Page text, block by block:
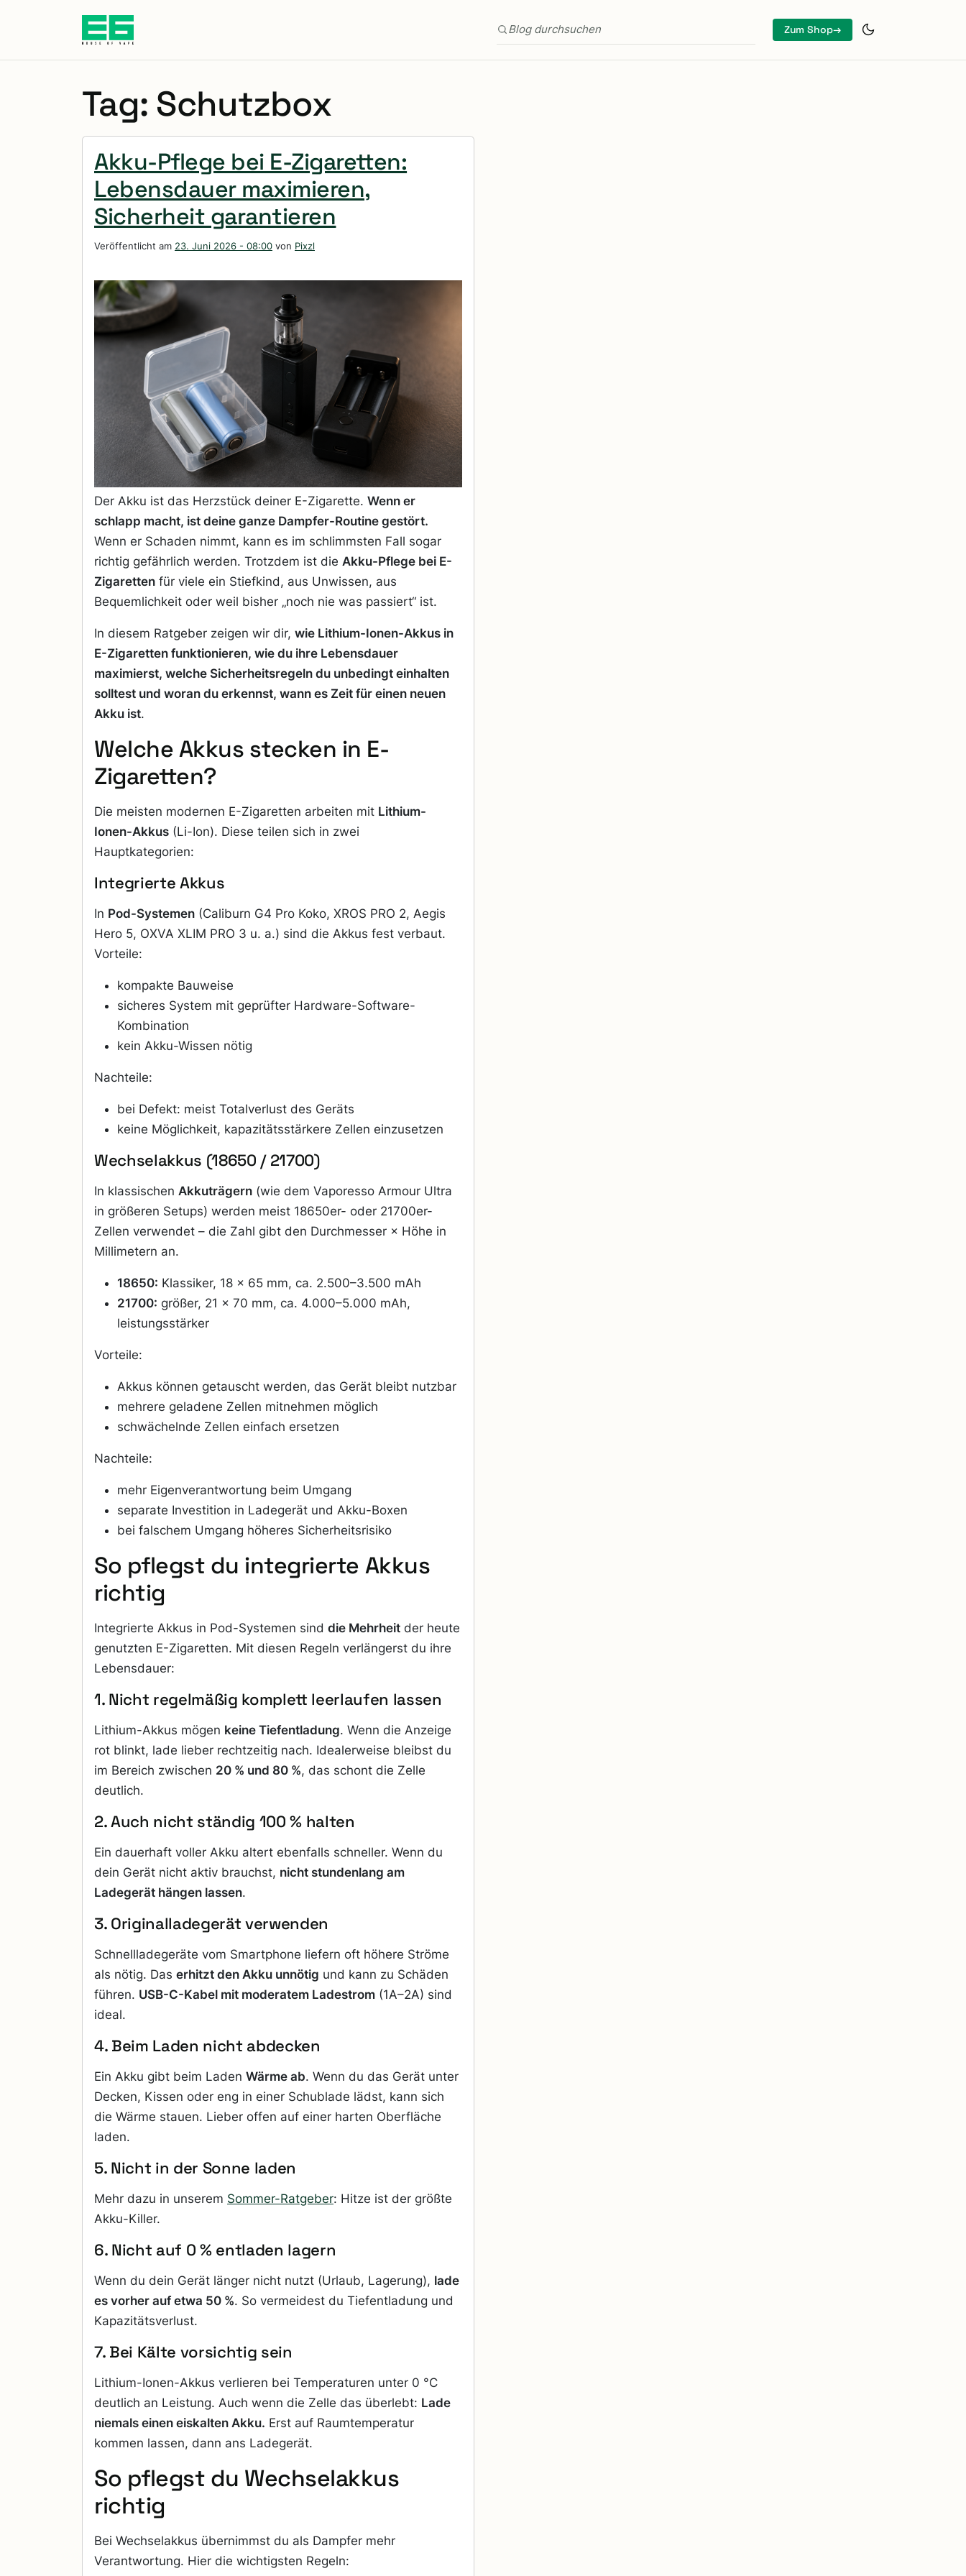
Zum Hauptinhalt springen
Zum Shop→
Blog durchsuchen
Tag: Schutzbox
Akku-Pflege bei E-Zigaretten:
Lebensdauer maximieren,
Sicherheit garantieren
Veröffentlicht am 23. Juni 2026 - 08:00 von Pixzl
Der Akku ist das Herzstück deiner E-Zigarette. Wenn er
schlapp macht, ist deine ganze Dampfer-Routine gestört.
Wenn er Schaden nimmt, kann es im schlimmsten Fall sogar
richtig gefährlich werden. Trotzdem ist die Akku-Pflege bei E-
Zigaretten für viele ein Stiefkind, aus Unwissen, aus
Bequemlichkeit oder weil bisher „noch nie was passiert“ ist.
In diesem Ratgeber zeigen wir dir, wie Lithium-Ionen-Akkus in
E-Zigaretten funktionieren, wie du ihre Lebensdauer
maximierst, welche Sicherheitsregeln du unbedingt einhalten
solltest und woran du erkennst, wann es Zeit für einen neuen
Akku ist.
Welche Akkus stecken in E-
Zigaretten?
Die meisten modernen E-Zigaretten arbeiten mit Lithium-
Ionen-Akkus (Li-Ion). Diese teilen sich in zwei
Hauptkategorien:
Integrierte Akkus
In Pod-Systemen (Caliburn G4 Pro Koko, XROS PRO 2, Aegis
Hero 5, OXVA XLIM PRO 3 u. a.) sind die Akkus fest verbaut.
Vorteile:
kompakte Bauweise
sicheres System mit geprüfter Hardware-Software-
Kombination
kein Akku-Wissen nötig
Nachteile:
bei Defekt: meist Totalverlust des Geräts
keine Möglichkeit, kapazitätsstärkere Zellen einzusetzen
Wechselakkus (18650 / 21700)
In klassischen Akkuträgern (wie dem Vaporesso Armour Ultra
in größeren Setups) werden meist 18650er- oder 21700er-
Zellen verwendet – die Zahl gibt den Durchmesser × Höhe in
Millimetern an.
18650: Klassiker, 18 × 65 mm, ca. 2.500–3.500 mAh
21700: größer, 21 × 70 mm, ca. 4.000–5.000 mAh,
leistungsstärker
Vorteile:
Akkus können getauscht werden, das Gerät bleibt nutzbar
mehrere geladene Zellen mitnehmen möglich
schwächelnde Zellen einfach ersetzen
Nachteile:
mehr Eigenverantwortung beim Umgang
separate Investition in Ladegerät und Akku-Boxen
bei falschem Umgang höheres Sicherheitsrisiko
So pflegst du integrierte Akkus
richtig
Integrierte Akkus in Pod-Systemen sind die Mehrheit der heute
genutzten E-Zigaretten. Mit diesen Regeln verlängerst du ihre
Lebensdauer:
1. Nicht regelmäßig komplett leerlaufen lassen
Lithium-Akkus mögen keine Tiefentladung. Wenn die Anzeige
rot blinkt, lade lieber rechtzeitig nach. Idealerweise bleibst du
im Bereich zwischen 20 % und 80 %, das schont die Zelle
deutlich.
2. Auch nicht ständig 100 % halten
Ein dauerhaft voller Akku altert ebenfalls schneller. Wenn du
dein Gerät nicht aktiv brauchst, nicht stundenlang am
Ladegerät hängen lassen.
3. Originalladegerät verwenden
Schnellladegeräte vom Smartphone liefern oft höhere Ströme
als nötig. Das erhitzt den Akku unnötig und kann zu Schäden
führen. USB-C-Kabel mit moderatem Ladestrom (1A–2A) sind
ideal.
4. Beim Laden nicht abdecken
Ein Akku gibt beim Laden Wärme ab. Wenn du das Gerät unter
Decken, Kissen oder eng in einer Schublade lädst, kann sich
die Wärme stauen. Lieber offen auf einer harten Oberfläche
laden.
5. Nicht in der Sonne laden
Mehr dazu in unserem Sommer-Ratgeber: Hitze ist der größte
Akku-Killer.
6. Nicht auf 0 % entladen lagern
Wenn du dein Gerät länger nicht nutzt (Urlaub, Lagerung), lade
es vorher auf etwa 50 %. So vermeidest du Tiefentladung und
Kapazitätsverlust.
7. Bei Kälte vorsichtig sein
Lithium-Ionen-Akkus verlieren bei Temperaturen unter 0 °C
deutlich an Leistung. Auch wenn die Zelle das überlebt: Lade
niemals einen eiskalten Akku. Erst auf Raumtemperatur
kommen lassen, dann ans Ladegerät.
So pflegst du Wechselakkus
richtig
Bei Wechselakkus übernimmst du als Dampfer mehr
Verantwortung. Hier die wichtigsten Regeln: